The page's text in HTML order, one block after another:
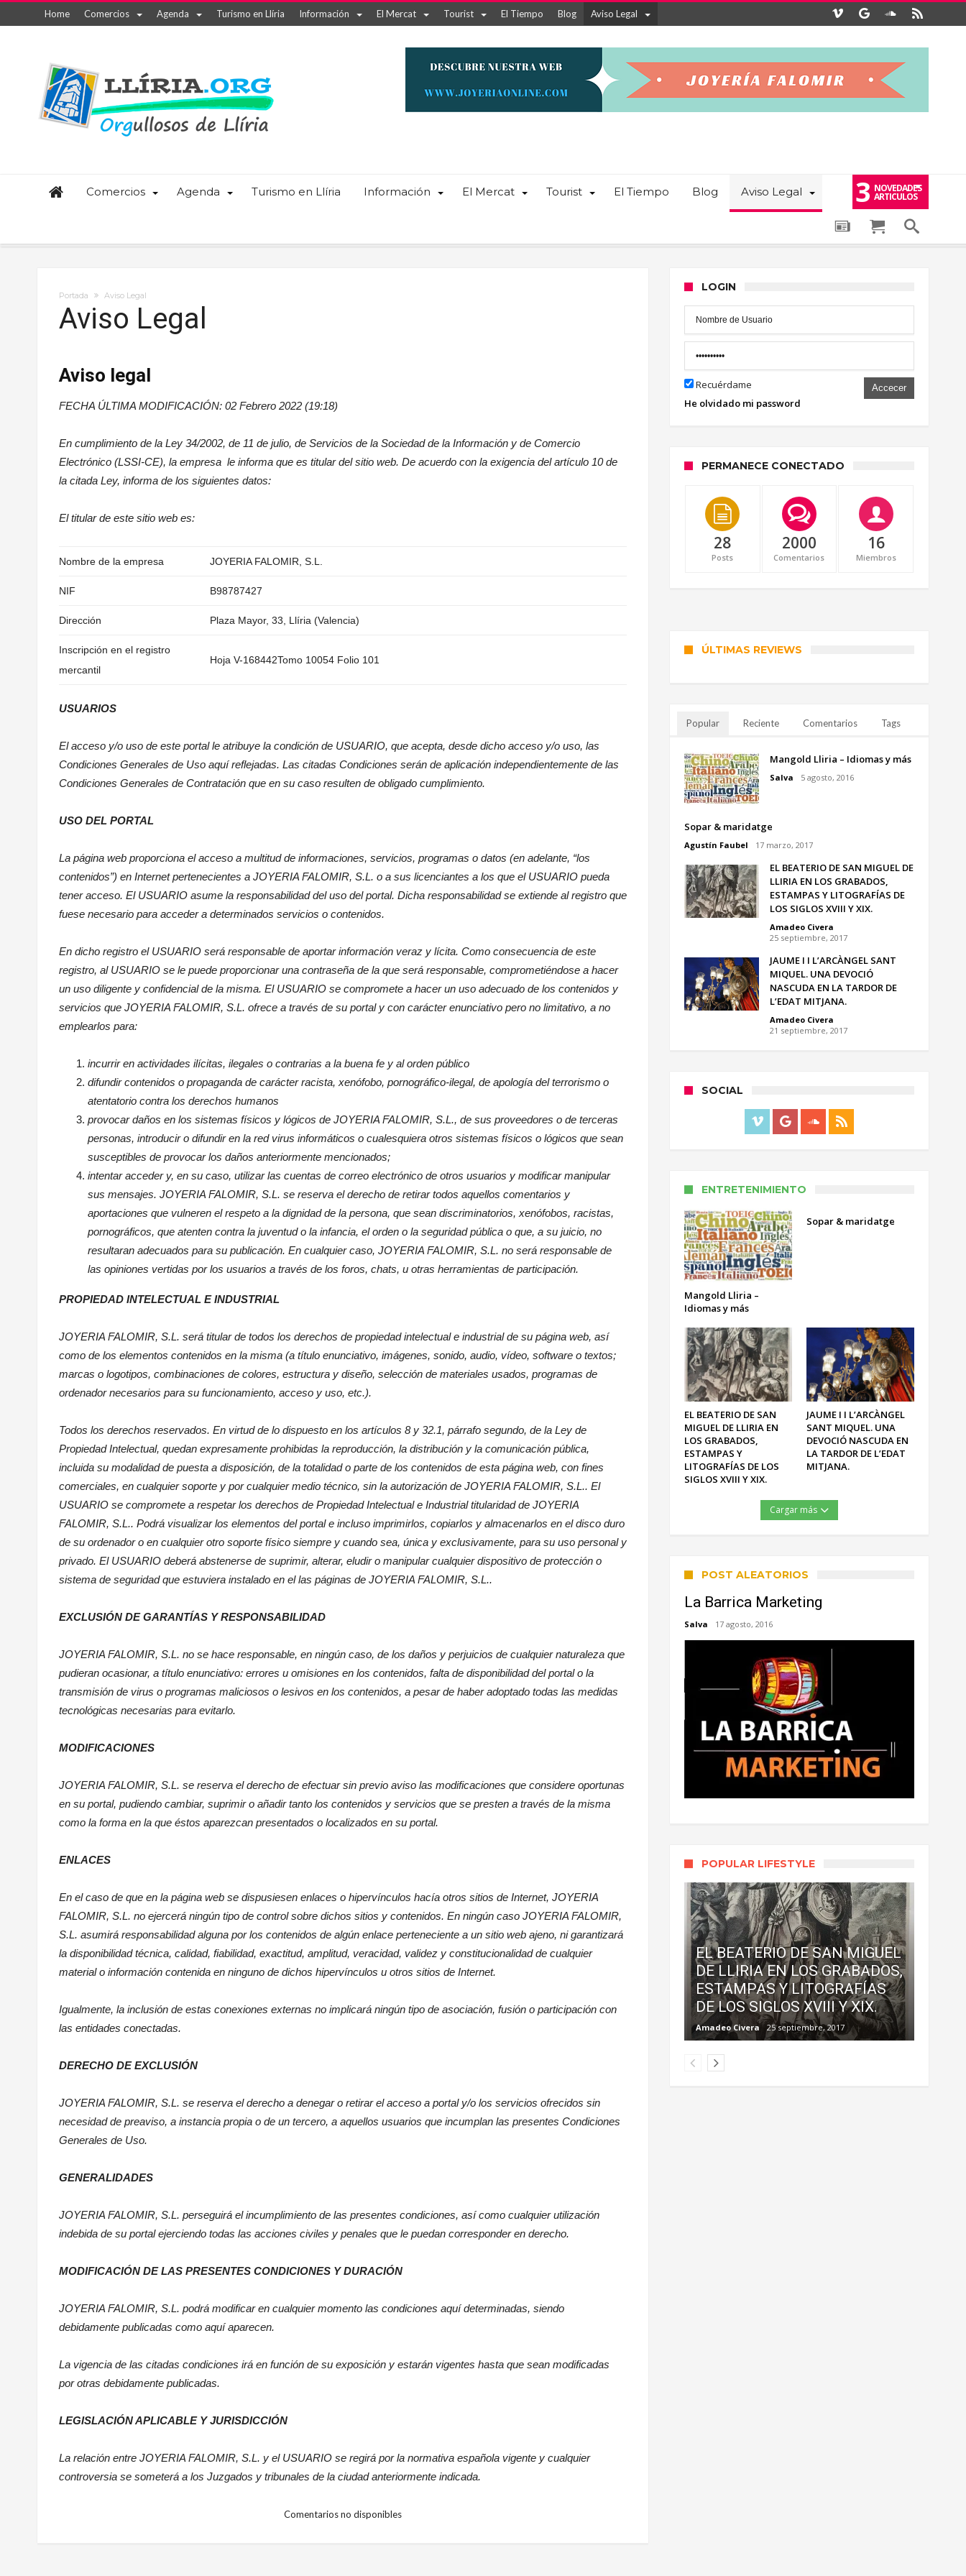
Home Comercios Agenda Turismo en Llíria Información El Mercat Tourist El Tiempo Blog Aviso Legal
Comercios Agenda Turismo en Llíria Información El Mercat Tourist El Tiempo Blog Aviso Legal 3 NOVEDADES
ARTICULOS
Portada Aviso Legal
Aviso Legal
Aviso legal
FECHA ÚLTIMA MODIFICACIÓN: 02 Febrero 2022 (19:18)
En cumplimiento de la Ley 34/2002, de 11 de julio, de Servicios de la Sociedad de la Información y de Comercio
Electrónico (LSSI-CE), la empresa le informa que es titular del sitio web. De acuerdo con la exigencia del artículo 10 de
la citada Ley, informa de los siguientes datos:
El titular de este sitio web es:
Nombre de la empresa JOYERIA FALOMIR, S.L.
NIF B98787427
Dirección Plaza Mayor, 33, Llíria (Valencia)
Inscripción en el registro
mercantil
Hoja V-168442Tomo 10054 Folio 101
USUARIOS
El acceso y/o uso de este portal le atribuye la condición de USUARIO, que acepta, desde dicho acceso y/o uso, las
Condiciones Generales de Uso aquí reflejadas. Las citadas Condiciones serán de aplicación independientemente de las
Condiciones Generales de Contratación que en su caso resulten de obligado cumplimiento.
USO DEL PORTAL
La página web proporciona el acceso a multitud de informaciones, servicios, programas o datos (en adelante, “los
contenidos”) en Internet pertenecientes a JOYERIA FALOMIR, S.L. o a sus licenciantes a los que el USUARIO pueda
tener acceso. El USUARIO asume la responsabilidad del uso del portal. Dicha responsabilidad se extiende al registro que
fuese necesario para acceder a determinados servicios o contenidos.
En dicho registro el USUARIO será responsable de aportar información veraz y lícita. Como consecuencia de este
registro, al USUARIO se le puede proporcionar una contraseña de la que será responsable, comprometiéndose a hacer
un uso diligente y confidencial de la misma. El USUARIO se compromete a hacer un uso adecuado de los contenidos y
servicios que JOYERIA FALOMIR, S.L. ofrece a través de su portal y con carácter enunciativo pero no limitativo, a no
emplearlos para:
incurrir en actividades ilícitas, ilegales o contrarias a la buena fe y al orden público
difundir contenidos o propaganda de carácter racista, xenófobo, pornográfico-ilegal, de apología del terrorismo o
atentatorio contra los derechos humanos
provocar daños en los sistemas físicos y lógicos de JOYERIA FALOMIR, S.L., de sus proveedores o de terceras
personas, introducir o difundir en la red virus informáticos o cualesquiera otros sistemas físicos o lógicos que sean
susceptibles de provocar los daños anteriormente mencionados;
intentar acceder y, en su caso, utilizar las cuentas de correo electrónico de otros usuarios y modificar manipular
sus mensajes. JOYERIA FALOMIR, S.L. se reserva el derecho de retirar todos aquellos comentarios y
aportaciones que vulneren el respeto a la dignidad de la persona, que sean discriminatorios, xenófobos, racistas,
pornográficos, que atenten contra la juventud o la infancia, el orden o la seguridad pública o que, a su juicio, no
resultaran adecuados para su publicación. En cualquier caso, JOYERIA FALOMIR, S.L. no será responsable de
las opiniones vertidas por los usuarios a través de los foros, chats, u otras herramientas de participación.
PROPIEDAD INTELECTUAL E INDUSTRIAL
JOYERIA FALOMIR, S.L. será titular de todos los derechos de propiedad intelectual e industrial de su página web, así
como de los elementos contenidos en la misma (a título enunciativo, imágenes, sonido, audio, vídeo, software o textos;
marcas o logotipos, combinaciones de colores, estructura y diseño, selección de materiales usados, programas de
ordenador necesarios para su funcionamiento, acceso y uso, etc.).
Todos los derechos reservados. En virtud de lo dispuesto en los artículos 8 y 32.1, párrafo segundo, de la Ley de
Propiedad Intelectual, quedan expresamente prohibidas la reproducción, la distribución y la comunicación pública,
incluida su modalidad de puesta a disposición, de la totalidad o parte de los contenidos de esta página web, con fines
comerciales, en cualquier soporte y por cualquier medio técnico, sin la autorización de JOYERIA FALOMIR, S.L.. El
USUARIO se compromete a respetar los derechos de Propiedad Intelectual e Industrial titularidad de JOYERIA
FALOMIR, S.L.. Podrá visualizar los elementos del portal e incluso imprimirlos, copiarlos y almacenarlos en el disco duro
de su ordenador o en cualquier otro soporte físico siempre y cuando sea, única y exclusivamente, para su uso personal y
privado. El USUARIO deberá abstenerse de suprimir, alterar, eludir o manipular cualquier dispositivo de protección o
sistema de seguridad que estuviera instalado en el las páginas de JOYERIA FALOMIR, S.L..
EXCLUSIÓN DE GARANTÍAS Y RESPONSABILIDAD
JOYERIA FALOMIR, S.L. no se hace responsable, en ningún caso, de los daños y perjuicios de cualquier naturaleza que
pudieran ocasionar, a título enunciativo: errores u omisiones en los contenidos, falta de disponibilidad del portal o la
transmisión de virus o programas maliciosos o lesivos en los contenidos, a pesar de haber adoptado todas las medidas
tecnológicas necesarias para evitarlo.
MODIFICACIONES
JOYERIA FALOMIR, S.L. se reserva el derecho de efectuar sin previo aviso las modificaciones que considere oportunas
en su portal, pudiendo cambiar, suprimir o añadir tanto los contenidos y servicios que se presten a través de la misma
como la forma en la que éstos aparezcan presentados o localizados en su portal.
ENLACES
En el caso de que en la página web se dispusiesen enlaces o hipervínculos hacía otros sitios de Internet, JOYERIA
FALOMIR, S.L. no ejercerá ningún tipo de control sobre dichos sitios y contenidos. En ningún caso JOYERIA FALOMIR,
S.L. asumirá responsabilidad alguna por los contenidos de algún enlace perteneciente a un sitio web ajeno, ni garantizará
la disponibilidad técnica, calidad, fiabilidad, exactitud, amplitud, veracidad, validez y constitucionalidad de cualquier
material o información contenida en ninguno de dichos hipervínculos u otros sitios de Internet.
Igualmente, la inclusión de estas conexiones externas no implicará ningún tipo de asociación, fusión o participación con
las entidades conectadas.
DERECHO DE EXCLUSIÓN
JOYERIA FALOMIR, S.L. se reserva el derecho a denegar o retirar el acceso a portal y/o los servicios ofrecidos sin
necesidad de preaviso, a instancia propia o de un tercero, a aquellos usuarios que incumplan las presentes Condiciones
Generales de Uso.
GENERALIDADES
JOYERIA FALOMIR, S.L. perseguirá el incumplimiento de las presentes condiciones, así como cualquier utilización
indebida de su portal ejerciendo todas las acciones civiles y penales que le puedan corresponder en derecho.
MODIFICACIÓN DE LAS PRESENTES CONDICIONES Y DURACIÓN
JOYERIA FALOMIR, S.L. podrá modificar en cualquier momento las condiciones aquí determinadas, siendo
debidamente publicadas como aquí aparecen.
La vigencia de las citadas condiciones irá en función de su exposición y estarán vigentes hasta que sean modificadas
por otras debidamente publicadas.
LEGISLACIÓN APLICABLE Y JURISDICCIÓN
La relación entre JOYERIA FALOMIR, S.L. y el USUARIO se regirá por la normativa española vigente y cualquier
controversia se someterá a los Juzgados y tribunales de la ciudad anteriormente indicada.
Comentarios no disponibles
LOGIN
Recuérdame Accecer
He olvidado mi password
PERMANECE CONECTADO
28
Posts
2000
Comentarios
16
Miembros
ÚLTIMAS REVIEWS
Popular Reciente Comentarios Tags
Mangold Lliria – Idiomas y más
Salva 5 agosto, 2016
Sopar & maridatge
Agustín Faubel 17 marzo, 2017
EL BEATERIO DE SAN MIGUEL DE
LLIRIA EN LOS GRABADOS,
ESTAMPAS Y LITOGRAFÍAS DE
LOS SIGLOS XVIII Y XIX.
Amadeo Civera
25 septiembre, 2017
JAUME I I L’ARCÀNGEL SANT
MIQUEL. UNA DEVOCIÓ
NASCUDA EN LA TARDOR DE
L’EDAT MITJANA.
Amadeo Civera
21 septiembre, 2017
SOCIAL
ENTRETENIMIENTO
Mangold Lliria –
Idiomas y más
Sopar & maridatge
EL BEATERIO DE SAN
MIGUEL DE LLIRIA EN
LOS GRABADOS,
ESTAMPAS Y
LITOGRAFÍAS DE LOS
SIGLOS XVIII Y XIX.
JAUME I I L’ARCÀNGEL
SANT MIQUEL. UNA
DEVOCIÓ NASCUDA EN
LA TARDOR DE L’EDAT
MITJANA.
Cargar más
POST ALEATORIOS
La Barrica Marketing
Salva 17 agosto, 2016
POPULAR LIFESTYLE
EL BEATERIO DE SAN MIGUEL
DE LLIRIA EN LOS GRABADOS,
ESTAMPAS Y LITOGRAFÍAS
DE LOS SIGLOS XVIII Y XIX.
Amadeo Civera 25 septiembre, 2017